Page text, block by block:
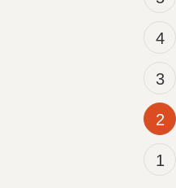
4
3
2
1